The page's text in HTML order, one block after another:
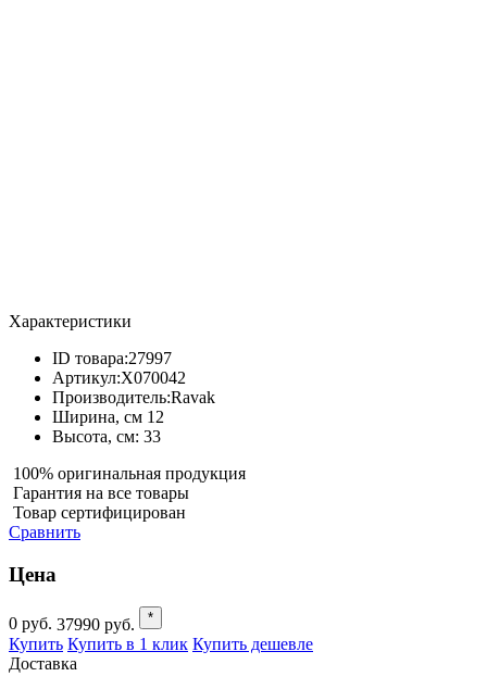
Характеристики
ID товара:27997
Артикул:X070042
Производитель:Ravak
Ширина, см 12
Высота, см: 33
100% оригинальная продукция
Гарантия на все товары
Товар сертифицирован
Сравнить
Цена
0 руб. 37990 руб. *
Купить Купить в 1 клик Купить дешевле
Доставка